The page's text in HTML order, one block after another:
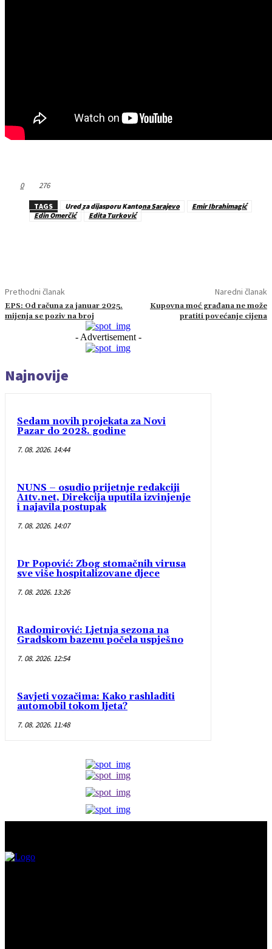
0 276
TAGS Ured za dijasporu Kantona Sarajevo
Emir Ibrahimagić
Edin Omerčić
Edita Turković
Prethodni članak
EPS: Od računa za januar 2025.
mijenja se poziv na broj
Naredni članak
Kupovna moć građana ne može
pratiti povećanje cijena
- Advertisement -
Najnovije
Sedam novih projekata za Novi
Pazar do 2028. godine
7. 08. 2026. 14:44
NUNS – osudio prijetnje redakciji
A1tv.net, Direkcija uputila izvinjenje
i najavila postupak
7. 08. 2026. 14:07
Dr Popović: Zbog stomačnih virusa
sve više hospitalizovane djece
7. 08. 2026. 13:26
Radomirović: Ljetnja sezona na
Gradskom bazenu počela uspješno
7. 08. 2026. 12:54
Savjeti vozačima: Kako rashladiti
automobil tokom ljeta?
7. 08. 2026. 11:48